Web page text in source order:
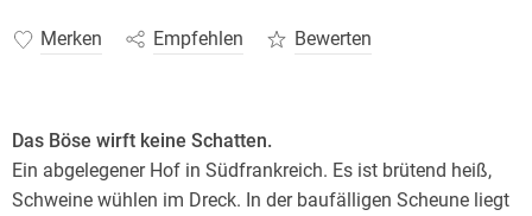
Merken Empfehlen Bewerten
Das Böse wirft keine Schatten.
Ein abgelegener Hof in Südfrankreich. Es ist brütend heiß,
Schweine wühlen im Dreck. In der baufälligen Scheune liegt